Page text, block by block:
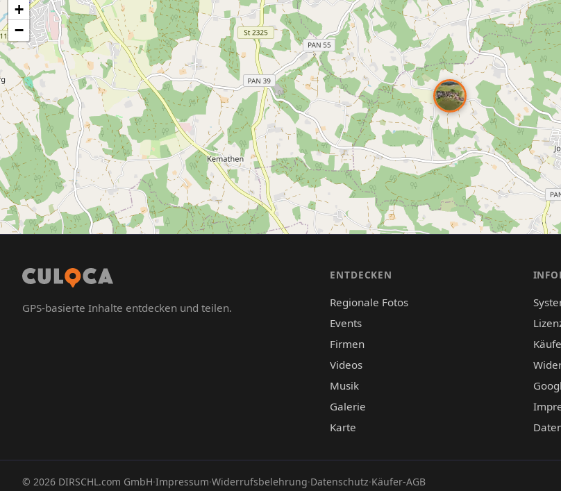
+
−
GPS-basierte Inhalte entdecken und teilen.
ENTDECKEN
Regionale Fotos
Events
Firmen
Videos
Musik
Galerie
Karte
© 2026 DIRSCHL.com GmbH·Impressum·Widerrufsbelehrung·Datenschutz·Käufer-AGB